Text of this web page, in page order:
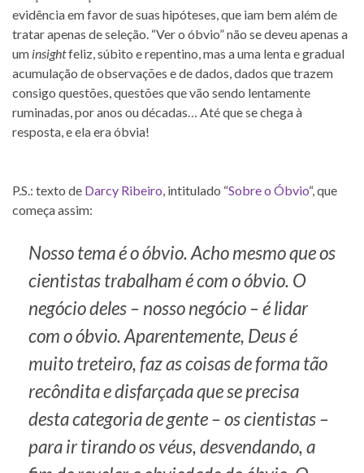
evidência em favor de suas hipóteses, que iam bem além de
tratar apenas de seleção. “Ver o óbvio” não se deveu apenas a
um insightfeliz, súbito e repentino, mas a uma lenta e gradual
acumulação de observações e de dados, dados que trazem
consigo questões, questões que vão sendo lentamente
ruminadas, por anos ou décadas… Até que se chega à
resposta, e ela era óbvia!
P.S.: texto de Darcy Ribeiro, intitulado “Sobre o Óbvio“, que
começa assim:
Nosso tema é o óbvio. Acho mesmo que os
cientistas trabalham é com o óbvio. O
negócio deles – nosso negócio – é lidar
com o óbvio. Aparentemente, Deus é
muito treteiro, faz as coisas de forma tão
recôndita e disfarçada que se precisa
desta categoria de gente – os cientistas –
para ir tirando os véus, desvendando, a